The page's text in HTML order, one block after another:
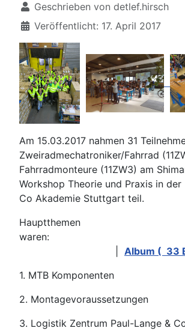
Geschrieben von detlef.hirsch
Veröffentlicht: 17. April 2017
Am 15.03.2017 nahmen 31
Zweiradmechatroniker/Fahrrad
Fahrradmonteure (11ZW3) am
Workshop Theorie und Praxis in
Co Akademie Stuttgart teil.
Hauptthemen
Album ( 33
1. MTB Komponenten
2. Montagevoraussetzungen
3. Logistik Zentrum Paul-Lange &